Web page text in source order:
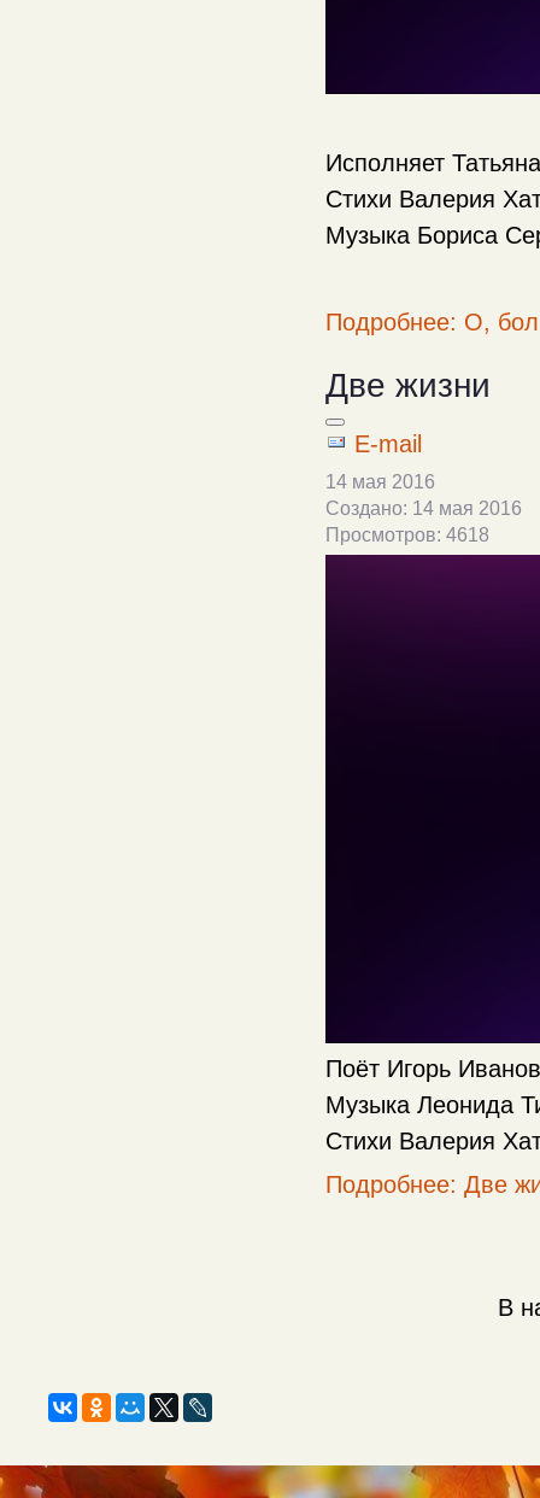
Исполняет
Стихи Валерия
Музыка Бориса
Подробнее: О,
Две жизни
E-mail
14 мая 2016
Создано: 14 мая 2016
Просмотров: 4618
Поёт Игорь Иванов
Музыка Леонида
Стихи Валерия
Подробнее: Две
В